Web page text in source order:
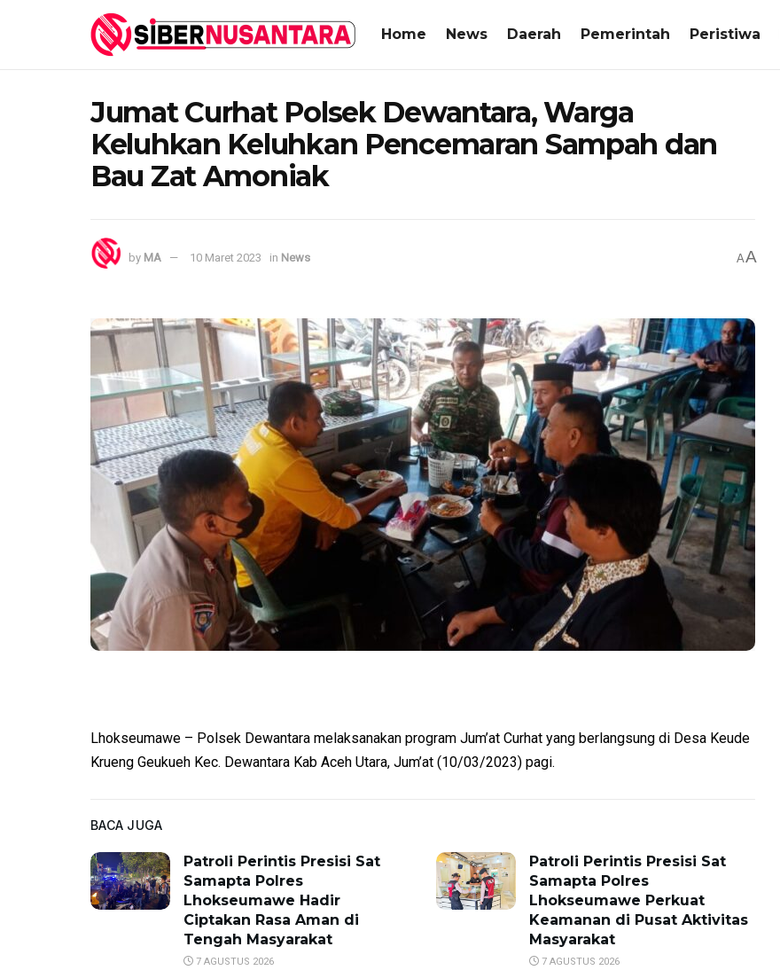
Home News Daerah Pemerintah Peristiwa
Jumat Curhat Polsek Dewantara, Warga
Keluhkan Keluhkan Pencemaran Sampah dan
Bau Zat Amoniak
by MA 10 Maret 2023 in News AA
Lhokseumawe – Polsek Dewantara melaksanakan program Jum’at Curhat yang berlangsung di Desa Keude
Krueng Geukueh Kec. Dewantara Kab Aceh Utara, Jum’at (10/03/2023) pagi.
BACA JUGA
Patroli Perintis Presisi Sat
Samapta Polres
Lhokseumawe Hadir
Ciptakan Rasa Aman di
Tengah Masyarakat
7 AGUSTUS 2026
Patroli Perintis Presisi Sat
Samapta Polres
Lhokseumawe Perkuat
Keamanan di Pusat Aktivitas
Masyarakat
7 AGUSTUS 2026